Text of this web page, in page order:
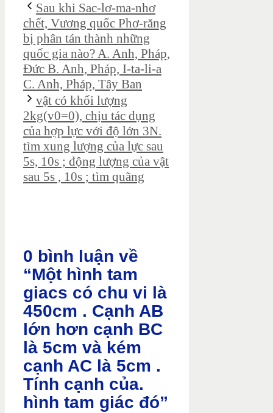
Sau khi Sac-lơ-ma-nhơ
chết, Vương quốc Phơ-răng
bị phân tán thành những
quốc gia nào? A. Anh, Pháp,
Đức B. Anh, Pháp, I-ta-li-a
C. Anh, Pháp, Tây Ban
vật có khối lượng
2kg(v0=0), chịu tác dụng
của hợp lực với độ lớn 3N.
tìm xung lượng của lực sau
5s, 10s ; động lượng của vật
sau 5s , 10s ; tìm quãng
0 bình luận về
“Một hình tam
giacs có chu vi là
450cm . Cạnh AB
lớn hơn cạnh BC
là 5cm và kém
cạnh AC là 5cm .
Tính cạnh của.
hình tam giác đó”